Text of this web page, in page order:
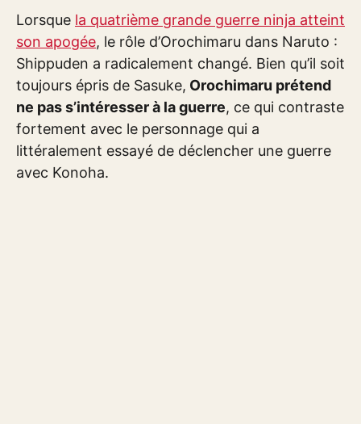
Lorsque la quatrième grande guerre ninja atteint
son apogée, le rôle d’Orochimaru dans Naruto :
Shippuden a radicalement changé. Bien qu’il soit
toujours épris de Sasuke, Orochimaru prétend
ne pas s’intéresser à la guerre, ce qui contraste
fortement avec le personnage qui a
littéralement essayé de déclencher une guerre
avec Konoha.